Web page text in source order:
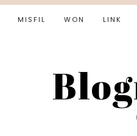
MISFIL WON LINK